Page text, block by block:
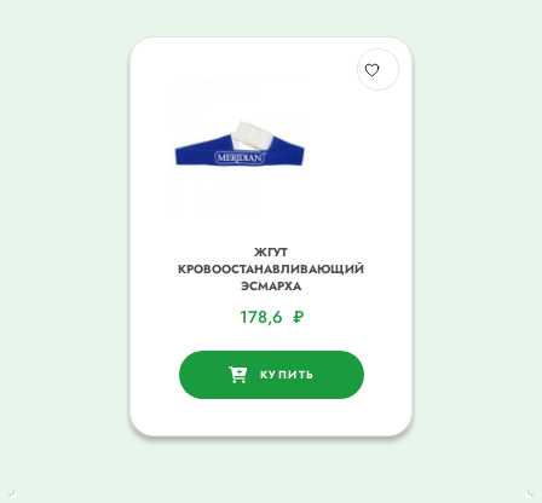
ЖГУТ
КРОВООСТАНАВЛИВАЮЩИЙ
ЭСМАРХА
178,6 ₽
КУПИТЬ